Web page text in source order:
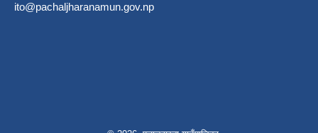
ito@pachaljharanamun.gov.np